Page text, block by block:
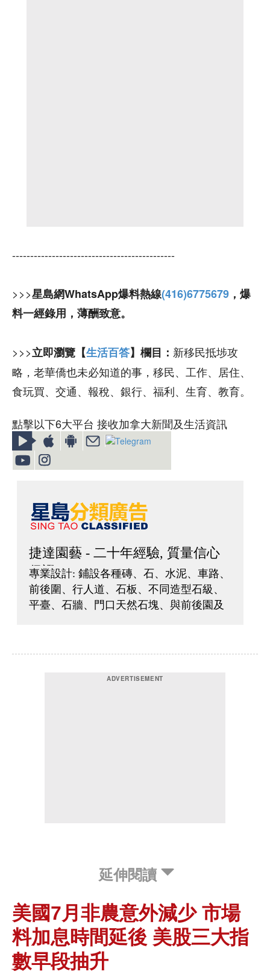
---------------------------------------------
>>>星島網WhatsApp爆料熱線(416)6775679 ，爆
料一經錄用，薄酬致意。
>>>立即瀏覽【生活百答】欄目： 新移民抵埗攻
略，老華僑也未必知道的事，移民、工作、居住、
食玩買、交通、報稅、銀行、福利、生育、教育。
點擊以下6大平台 接收加拿大新聞及生活資訊
延伸閱讀
美國7月非農意外減少 市場
料加息時間延後 美股三大指
數早段抽升